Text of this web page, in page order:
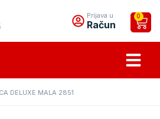
Prijava u
Račun
0
DELUXE MALA 2851